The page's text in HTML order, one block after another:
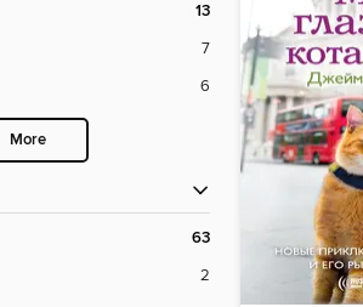
13
7
6
More
63
2